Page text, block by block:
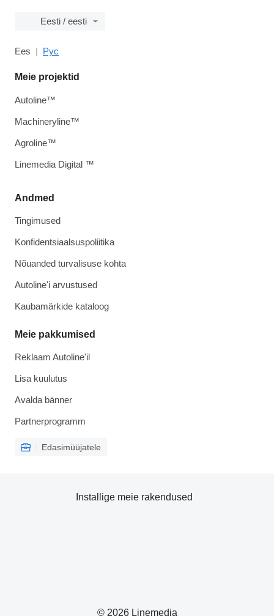
Eesti / eesti
Ees Рус
Andmed
Tingimused
Konfidentsiaalsuspoliitika
Nõuanded turvalisuse kohta
Autoline'i arvustused
Kaubamärkide kataloog
Meie pakkumised
Reklaam Autoline'il
Lisa kuulutus
Avalda bänner
Partnerprogramm
Edasimüüjatele
Meie projektid
Autoline™
Machineryline™
Agroline™
Linemedia Digital ™
© 2026 Linemedia
Installige meie rakendused